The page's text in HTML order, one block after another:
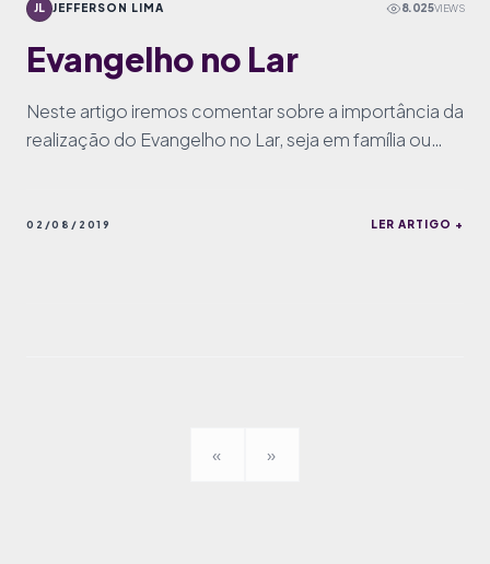
JL JEFFERSON LIMA 8.025VIEWS
Evangelho no Lar
Neste artigo iremos comentar sobre a importância da
realização do Evangelho no Lar, seja em família ou
02/08/2019 LER ARTIGO +
« »